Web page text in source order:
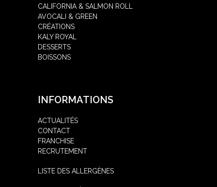
CALIFORNIA & SALMON ROLL
AVOCALI & GREEN
CRÉATIONS
KALY ROYAL
DESSERTS
BOISSONS
INFORMATIONS
ACTUALITÉS
CONTACT
FRANCHISE
RECRUTEMENT
LISTE DES ALLERGÈNES